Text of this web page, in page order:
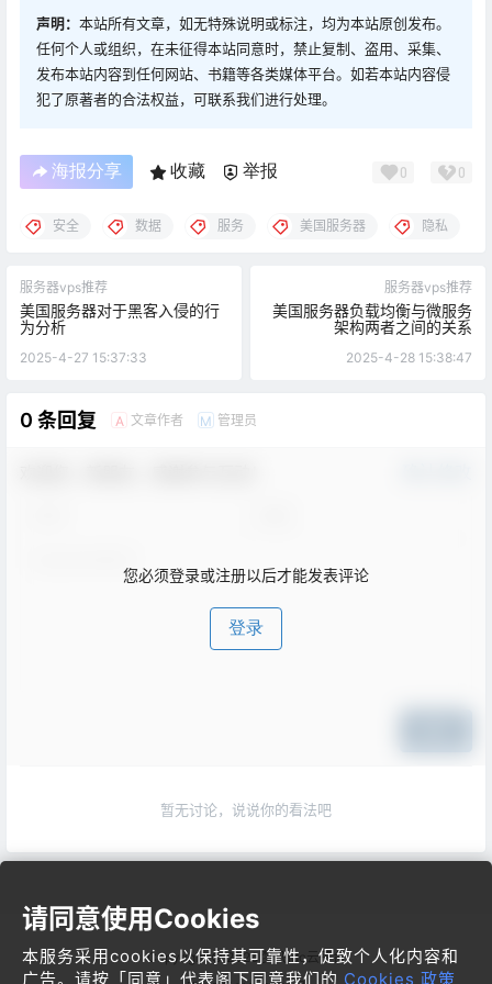
声明： 本站所有文章，如无特殊说明或标注，均为本站原创发布。
任何个人或组织，在未征得本站同意时，禁止复制、盗用、采集、
发布本站内容到任何网站、书籍等各类媒体平台。如若本站内容侵
犯了原著者的合法权益，可联系我们进行处理。
海报分享 收藏 举报 0 0
安全 数据 服务 美国服务器 隐私
服务器vps推荐
美国服务器对于黑客入侵的行
为分析
2025-4-27 15:37:33
服务器vps推荐
美国服务器负载均衡与微服务
架构两者之间的关系
2025-4-28 15:38:47
0 条回复 A 文章作者 M 管理员
您必须登录或注册以后才能发表评论
登录
暂无讨论，说说你的看法吧
Copyright © 2026梦飞idc云平台
请同意使用Cookies
本服务采用cookies以保持其可靠性，促致个人化内容和
广告。请按「同意」代表阁下同意我们的 Cookies 政策